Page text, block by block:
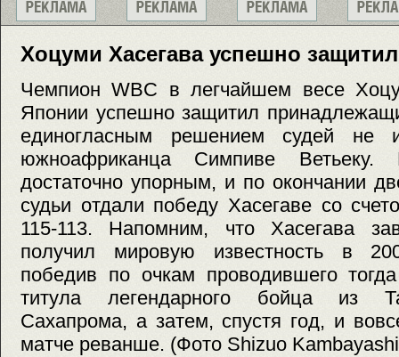
Хоцуми Хасегава успешно
Чемпион WBC в легчайшем весе
Японии успешно защитил
единогласным решением судей не
южноафриканца Симпиве Ветьеку.
достаточно упорным, и по окончании
судьи отдали победу Хасегаве со
115-113. Напомним, что Хасегава
получил мировую известность в
победив по очкам проводившего
титула легендарного бойца из
Сахапрома, а затем, спустя год, и
матче реванше. (Фото Shizuo